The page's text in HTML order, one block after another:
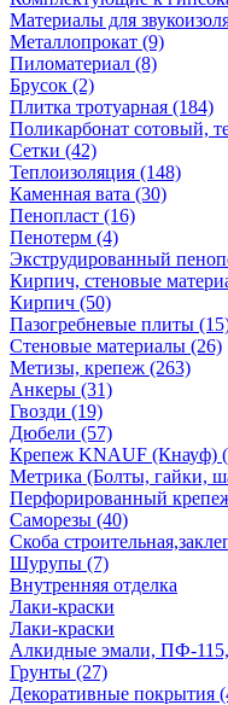
Материалы для
Металлопрокат (9)
Пиломатериал (8)
Брусок (2)
Плитка тротуарная (184)
Поликарбонат сотовый,
Сетки (42)
Теплоизоляция (148)
Каменная вата (30)
Пенопласт (16)
Пенотерм (4)
Экструдированный
Кирпич, стеновые
Кирпич (50)
Пазогребневые плиты
Стеновые материалы (26)
Метизы, крепеж (263)
Анкеры (31)
Гвозди (19)
Дюбели (57)
Крепеж KNAUF (Кнауф)
Метрика (Болты, гайки,
Перфорированный
Саморезы (40)
Скоба
Шурупы (7)
Внутренняя отделка
Лаки-краски
Лаки-краски
Алкидные эмали, ПФ-
Грунты (27)
Декоративные покрытия